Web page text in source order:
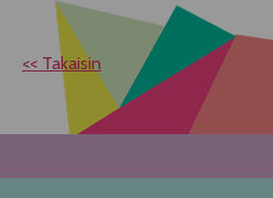
<< Takaisin